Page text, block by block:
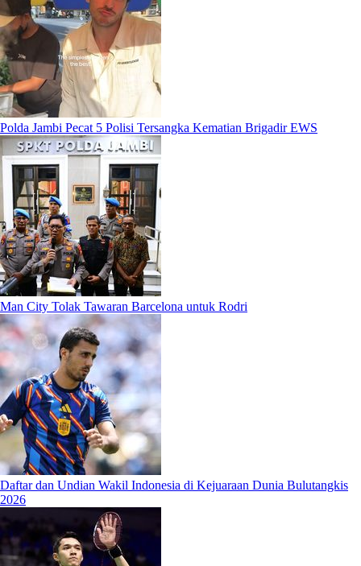
Polda Jambi Pecat 5 Polisi Tersangka Kematian Brigadir EWS
Man City Tolak Tawaran Barcelona untuk Rodri
Daftar dan Undian Wakil Indonesia di Kejuaraan Dunia Bulutangkis
2026